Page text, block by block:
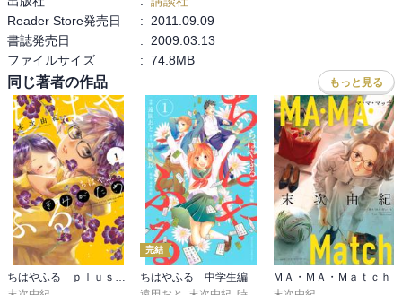
Reader Store発売日
:
2011.09.09
書誌発売日
:
2009.03.13
ファイルサイズ
: 74.8MB
同じ著者の作品 もっと見る
ちはやふる ｐｌｕｓ きみがため
完結
ちはやふる 中学生編
ＭＡ・ＭＡ・Ｍａｔｃｈ